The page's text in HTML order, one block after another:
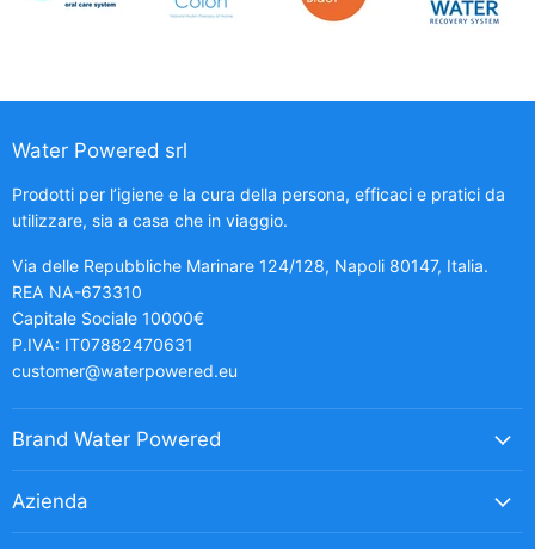
Water Powered srl
Prodotti per l’igiene e la cura della persona, efficaci e pratici da
utilizzare, sia a casa che in viaggio.
Via delle Repubbliche Marinare 124/128, Napoli 80147, Italia.
REA NA-673310
Capitale Sociale 10000€
P.IVA: IT07882470631
customer@waterpowered.eu
Brand Water Powered
Azienda